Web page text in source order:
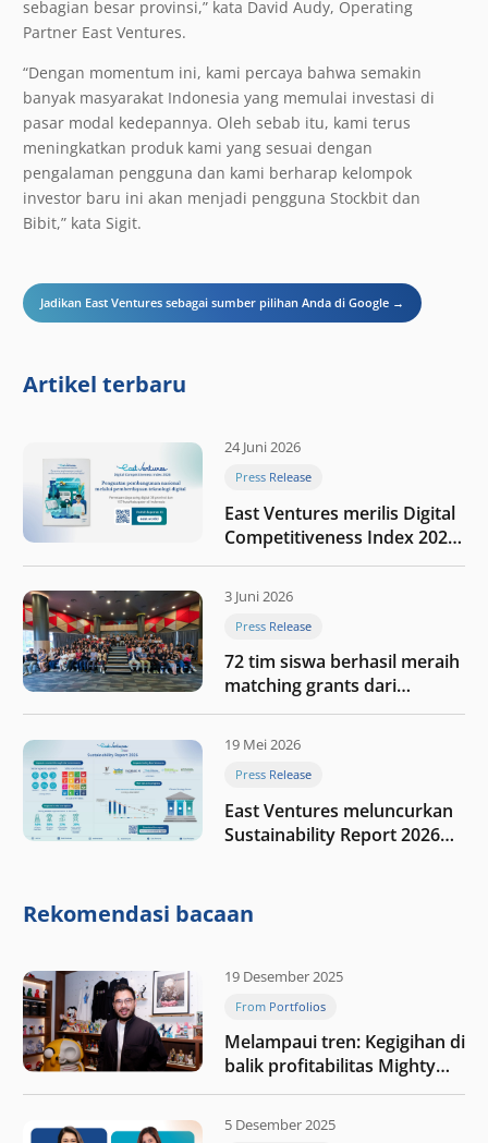
sebagian besar provinsi,” kata David Audy, Operating
Partner East Ventures.
“Dengan momentum ini, kami percaya bahwa semakin
banyak masyarakat Indonesia yang memulai investasi di
pasar modal kedepannya. Oleh sebab itu, kami terus
meningkatkan produk kami yang sesuai dengan
pengalaman pengguna dan kami berharap kelompok
investor baru ini akan menjadi pengguna Stockbit dan
Bibit,” kata Sigit.
Jadikan East Ventures sebagai sumber pilihan Anda di Google →
Artikel terbaru
24 Juni 2026
Press Release
East Ventures merilis Digital
Competitiveness Index 2026,
menyoroti fase transformasi
digital Indonesia selanjutnya
3 Juni 2026
Press Release
72 tim siswa berhasil meraih
matching grants dari
program My First $1000
19 Mei 2026
Press Release
East Ventures meluncurkan
Sustainability Report 2026
nilai melalui kedisiplinan”
Rekomendasi bacaan
19 Desember 2025
From Portfolios
Melampaui tren: Kegigihan di
balik profitabilitas Mighty
Jaxx
5 Desember 2025